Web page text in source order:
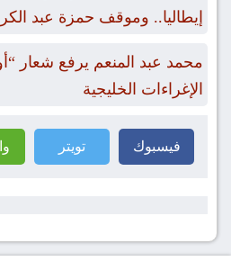
إيطاليا.. وموقف حمزة عبد
محمد عبد المنعم يرفع شعار
الإغراءات الخليجية
فيسبوك تويتر